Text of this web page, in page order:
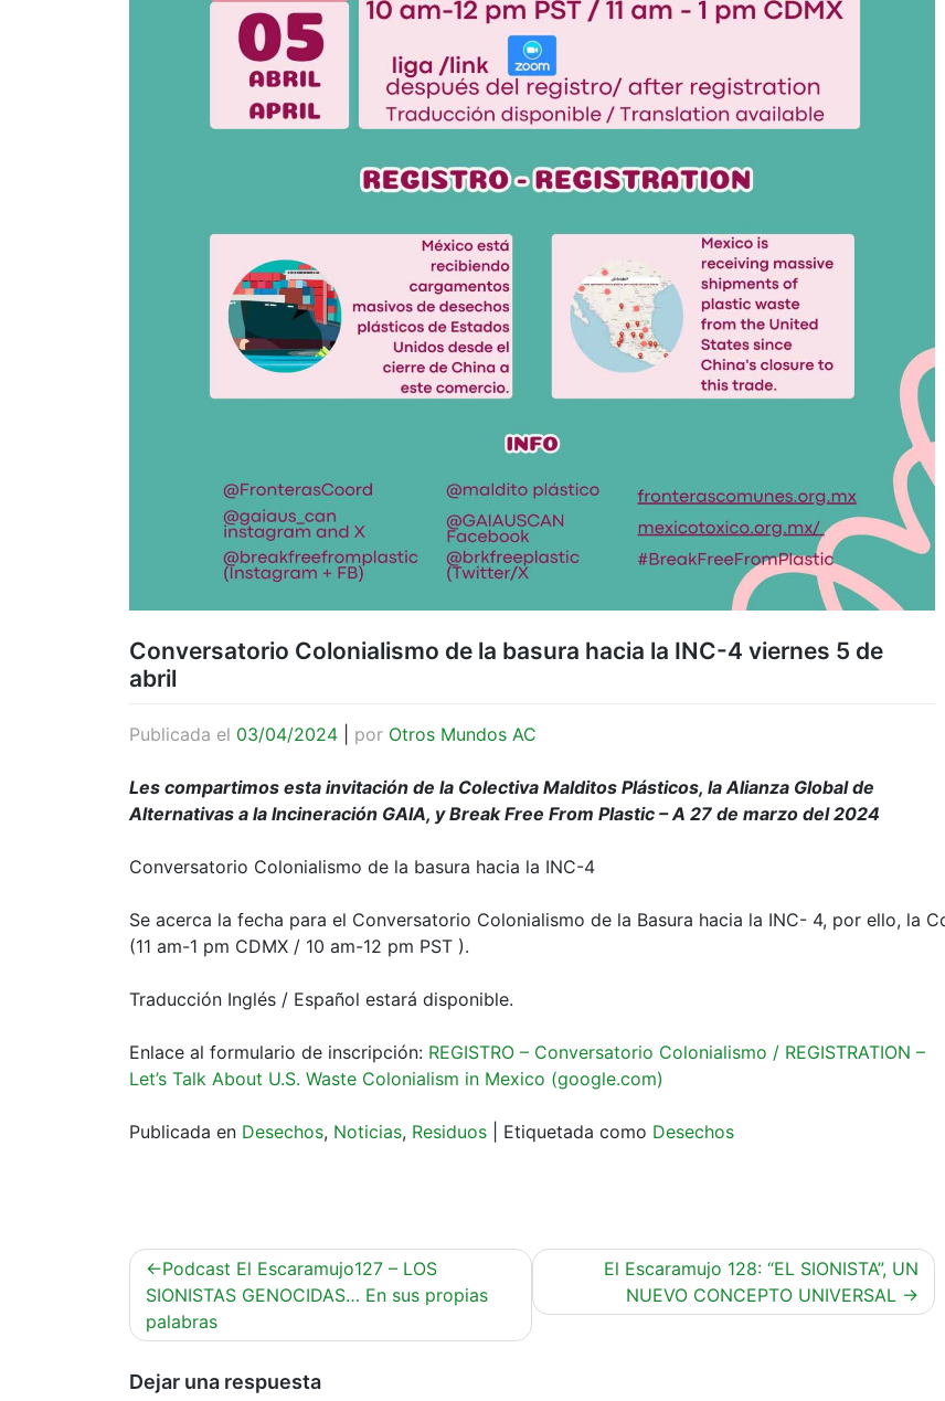
Conversatorio Colonialismo de la basura hacia la INC-4 viernes 5 de
abril
Publicada el 03/04/2024 por Otros Mundos AC
Les compartimos esta invitación de la Colectiva Malditos Plásticos, la Alianza Global de
Alternativas a la Incineración GAIA, y Break Free From Plastic – A 27 de marzo del 2024
Conversatorio Colonialismo de la basura hacia la INC-4
Se acerca la fecha para el Conversatorio Colonialismo de la Basura hacia la INC- 4, por ello,
(11 am-1 pm CDMX / 10 am-12 pm PST ).
Traducción Inglés / Español estará disponible.
Enlace al formulario de inscripción: REGISTRO – Conversatorio Colonialismo / REGISTRATION –
Let’s Talk About U.S. Waste Colonialism in Mexico (google.com)
Publicada en Desechos, Noticias, Residuos Etiquetada como Desechos
Navegación
de
entradas
Podcast El Escaramujo127 – LOS
SIONISTAS GENOCIDAS… En sus propias
palabras
El Escaramujo 128: “EL SIONISTA”, UN
NUEVO CONCEPTO UNIVERSAL
Dejar una respuesta